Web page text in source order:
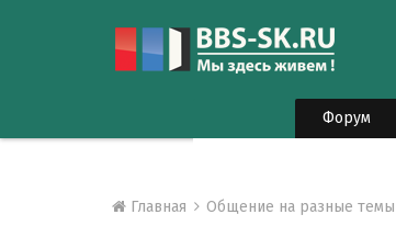
Форум
Главная Общение на разные темы